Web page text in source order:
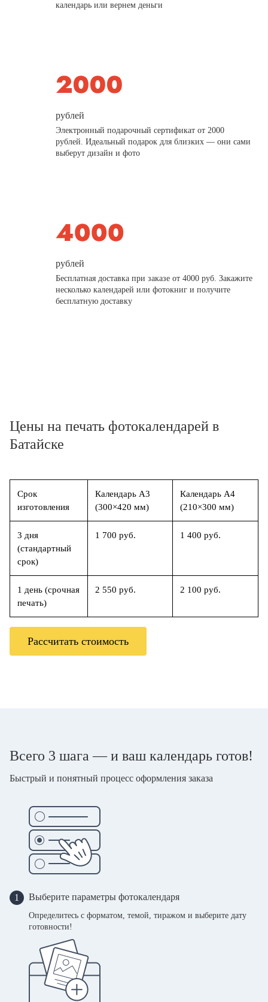
календарь или вернем деньги
рублей
Электронный подарочный сертификат от 2000
рублей. Идеальный подарок для близких — они сами
выберут дизайн и фото
рублей
Бесплатная доставка при заказе от 4000 руб. Закажите
несколько календарей или фотокниг и получите
бесплатную доставку
Цены на печать фотокалендарей в
Батайске
Срок
изготовления
Календарь А3
(300×420 мм)
Календарь А4
(210×300 мм)
3 дня
(стандартный
срок)
1 700 руб. 1 400 руб.
1 день (срочная
печать)
2 550 руб. 2 100 руб.
Рассчитать стоимость
Всего 3 шага — и ваш календарь готов!
Быстрый и понятный процесс оформления заказа
1 Выберите параметры фотокалендаря
Определитесь с форматом, темой, тиражом и выберите дату
готовности!